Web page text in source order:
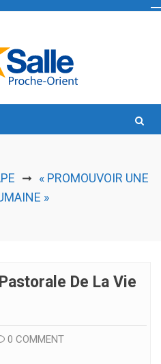
➞ « PROMOUVOIR UNE
»
De La Vie
0 COMMENT